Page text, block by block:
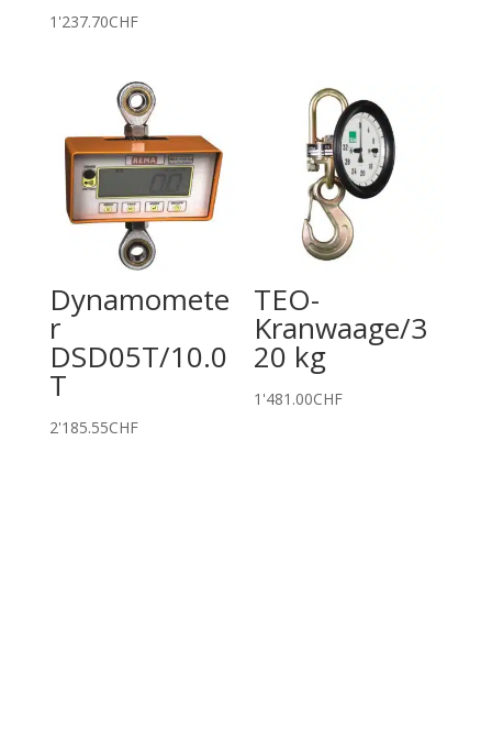
1'237.70CHF
Dynamomete
r
DSD05T/10.0
T
2'185.55CHF
TEO-
Kranwaage/3
20 kg
1'481.00CHF